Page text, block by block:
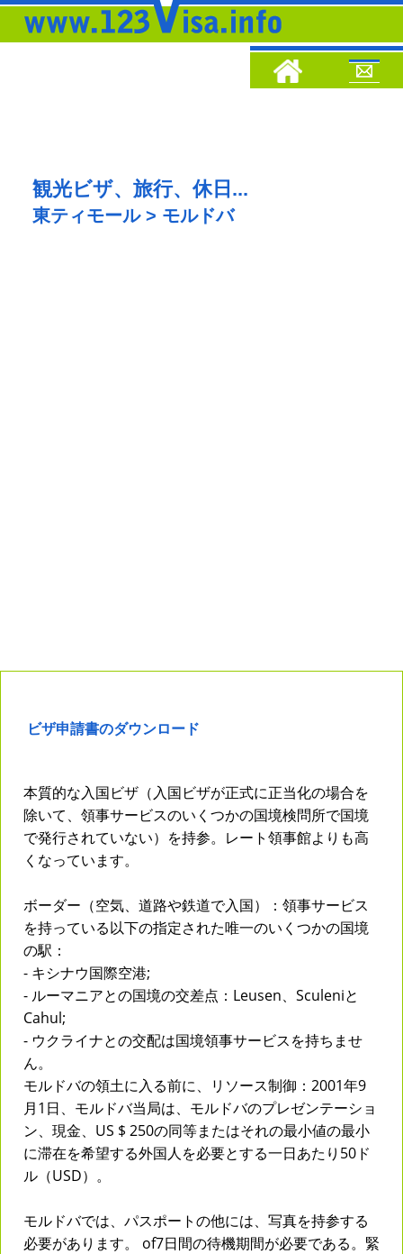
観光ビザ、旅行、休日...
東ティモール > モルドバ
ビザ申請書のダウンロード
本質的な入国ビザ（入国ビザが正式に正当化の場合を
除いて、領事サービスのいくつかの国境検問所で国境
で発行されていない）を持参。レート領事館よりも高
くなっています。
ボーダー（空気、道路や鉄道で入国）：領事サービス
を持っている以下の指定された唯一のいくつかの国境
の駅：
- キシナウ国際空港;
- ルーマニアとの国境の交差点：Leusen、Sculeniと
Cahul;
- ウクライナとの交配は国境領事サービスを持ちませ
ん。
モルドバの領土に入る前に、リソース制御：2001年9
月1日、モルドバ当局は、モルドバのプレゼンテーショ
ン、現金、US $ 250の同等またはそれの最小値の最小
に滞在を希望する外国人を必要とする一日あたり50ド
ル（USD）。
モルドバでは、パスポートの他には、写真を持参する
必要があります。 of7日間の待機期間が必要である。緊